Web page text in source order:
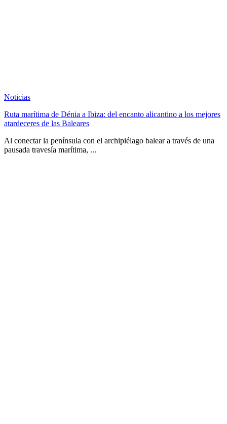
Noticias
Ruta marítima de Dénia a Ibiza: del encanto alicantino a los mejores
atardeceres de las Baleares
Al conectar la península con el archipiélago balear a través de una
pausada travesía marítima, ...